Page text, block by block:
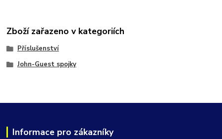
Zboží zařazeno v kategoriích
Příslušenství
John-Guest spojky
Informace pro zákazníky